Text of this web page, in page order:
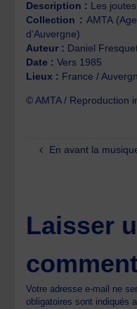
Description : Les
Collection : AMTA
d’Auvergne)
Auteur : Daniel
Date : Vers 1985
Lieux : France /
© AMTA / Reproduction
En avant la
Laisser
Votre adresse e-mail ne
obligatoires sont indiqués